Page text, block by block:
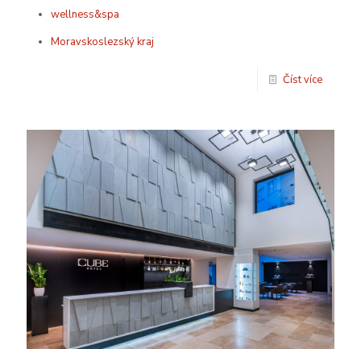
wellness&spa
Moravskoslezský kraj
Číst více